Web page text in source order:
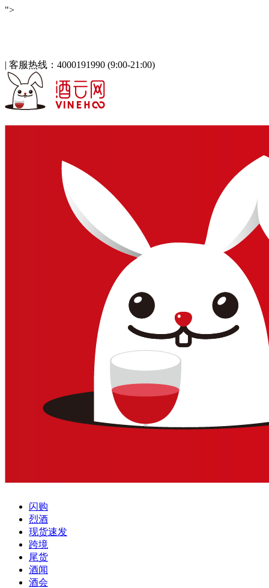
">
| 客服热线：4000191990 (9:00-21:00)
闪购
烈酒
现货速发
跨境
尾货
酒闻
酒会